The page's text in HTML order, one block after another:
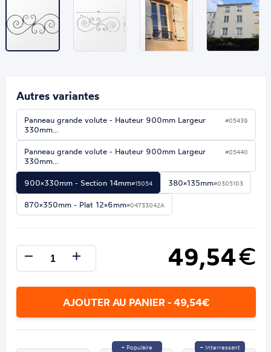
Autres variantes
Panneau grande volute - Hauteur 900mm Largeur
330mm…
#05439
Panneau grande volute - Hauteur 900mm Largeur
330mm…
#05440
900×330mm - Section 14mm#15054 380×135mm#0305103
870×350mm - Plat 12×6mm#04733042A
49,54€
AJOUTER AU PANIER - 49,54€
+ Populaire + Interressant